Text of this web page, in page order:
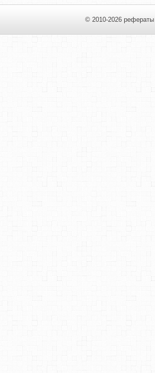
© 2010-2026 рефераты